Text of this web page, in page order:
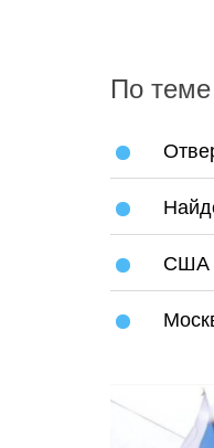
По теме
США